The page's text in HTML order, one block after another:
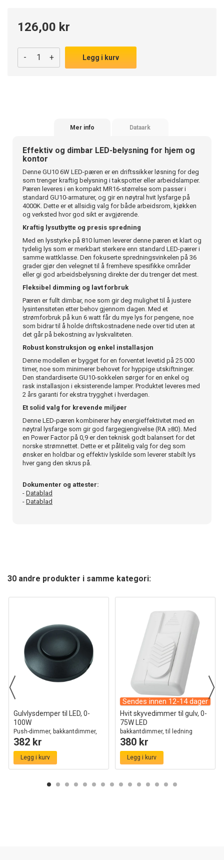
126,00 kr
- + Legg i kurv
Mer info Dataark
Effektiv og dimbar LED-belysning for hjem og
kontor
Denne GU10 6W LED-pæren er en driftssikker løsning for deg
som trenger kraftig belysning i takspotter eller arbeidslamper.
Pæren leveres i en kompakt MR16-størrelse som passer i
standard GU10-armaturer, og gir en nøytral hvit lysfarge på
4000K. Dette er et allsidig valg for både arbeidsrom, kjøkken
og verksted hvor god sikt er avgjørende.
Kraftig lysutbytte og presis spredning
Med en lysstyrke på 810 lumen leverer denne pæren et klart og
tydelig lys som er merkbart sterkere enn standard LED-pærer i
samme wattklasse. Den fokuserte spredningsvinkelen på 36
grader gjør den velegnet til å fremheve spesifikke områder
eller gi god arbeidsbelysning direkte der du trenger det mest.
Fleksibel dimming og lavt forbruk
Pæren er fullt dimbar, noe som gir deg mulighet til å justere
lysintensiteten etter behov gjennom dagen. Med et
strømforbruk på kun 6 watt får du mye lys for pengene, noe
som bidrar til å holde driftskostnadene nede over tid uten at
det går på bekostning av lyskvaliteten.
Robust konstruksjon og enkel installasjon
Denne modellen er bygget for en forventet levetid på 25 000
timer, noe som minimerer behovet for hyppige utskiftninger.
Den standardiserte GU10-sokkelen sørger for en enkel og
rask installasjon i eksisterende lamper. Produktet leveres med
2 års garanti for ekstra trygghet i hverdagen.
Et solid valg for krevende miljøer
Denne LED-pæren kombinerer høy energieffektivitet med en
nøytral lysfarge som gir god fargegjengivelse (RA ≥80). Med
en Power Factor på 0,9 er den teknisk godt balansert for det
norske strømnettet. Dette er et pålitelig valg for deg som
ønsker en holdbar og effektiv lyskilde som leverer stabilt lys
hver gang den skrus på.
Dokumenter og attester:
- Datablad
- Datablad
30 andre produkter i samme kategori:
Gulvlysdemper til LED, 0-
100W
Push-dimmer, bakkantdimmer,
sort
382 kr
Legg i kurv
Sendes innen 12-14 dager
Hvit skyvedimmer til gulv, 0-
75W LED
bakkantdimmer, til ledning
380 kr
Legg i kurv